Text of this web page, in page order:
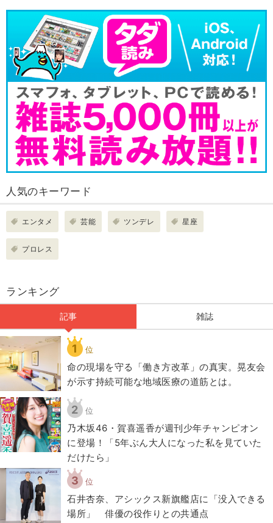
人気のキーワード
エンタメ 芸能 ツンデレ 星座
プロレス
ランキング
記事 雑誌
1 位
​命の現場を守る「働き方改革」の真実。晃友会
が示す持続可能な地域医療の道筋とは。
2 位
乃木坂46・賀喜遥香が週刊少年チャンピオン
に登場！「5年ぶん大人になった私を見ていた
だけたら」
3 位
石井杏奈、アシックス新旗艦店に「没入できる
場所」 俳優の役作りとの共通点